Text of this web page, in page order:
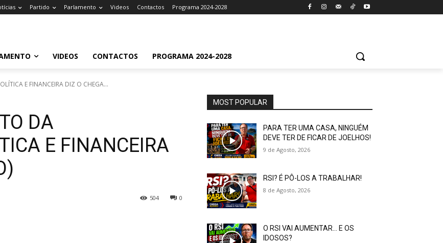
Partido Parlamento Videos Contactos Programa 2024-2028
VIDEOS CONTACTOS PROGRAMA 2024-2028
E FINANCEIRA DIZ O CHEGA...
DA
E FINANCEIRA
0
504
MOST POPULAR
PARA TER UMA CASA, NINGUÉM
DEVE TER DE FICAR DE JOELHOS!
9 de Agosto, 2026
RSI? É PÔ-LOS A TRABALHAR!
8 de Agosto, 2026
O RSI VAI AUMENTAR… E OS
IDOSOS?